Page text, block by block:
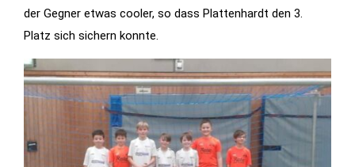
der Gegner etwas cooler, so dass Plattenhardt den 3.
Platz sich sichern konnte.
Diese Cookies
geben uns
wie die
Website
genutzt wird,
und helfen
uns somit